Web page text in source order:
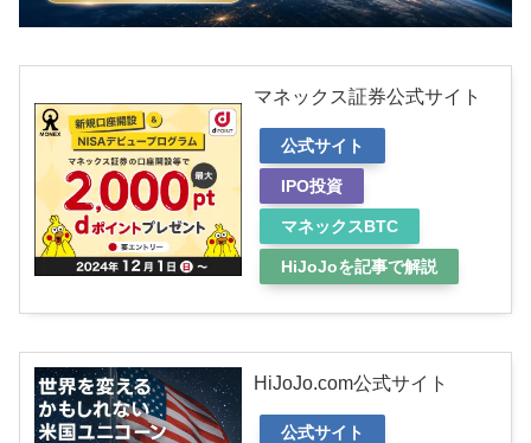
マネックス証券公式サイト
公式サイト
IPO投資
マネックスBTC
HiJoJoを記事で解説
HiJoJo.com公式サイト
公式サイト